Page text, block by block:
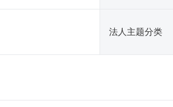
法人主题分类